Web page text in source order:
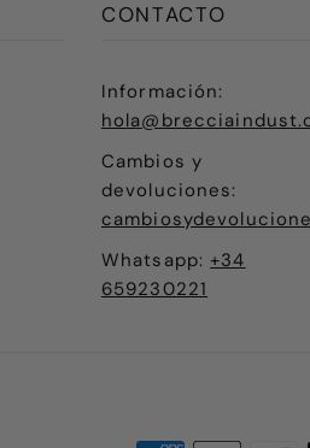
CONTACTO
Información:
Cambios y
devoluciones:
Whatsapp:+34
659230221